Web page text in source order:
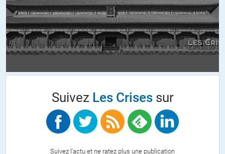
TuYolPol//30.04.2018 à 09h49
Je regrette, c’est faire injustice à Darwin que de le réduire ainsi,
car s’il a été assimilé à « la loi du plus fort » c’est bien malgré lui.
Il avait reconnu la valeur de la coopération et de l’entraide dans
appauvri s’arrange pour ne prendre en compte que ce qui justifie
des gens comme ça qui valorisent la violence, je trouve ça assez
de dominateur. C’est justement ce trait que la civilisation recycle
pour l’intégrer dans une construction plus complexe et qui
exemple, sans laquelle aucun nouveau-né humain ne survit, et
Suivez Les Crisessur
Suivez l'actu et ne ratez plus une publication